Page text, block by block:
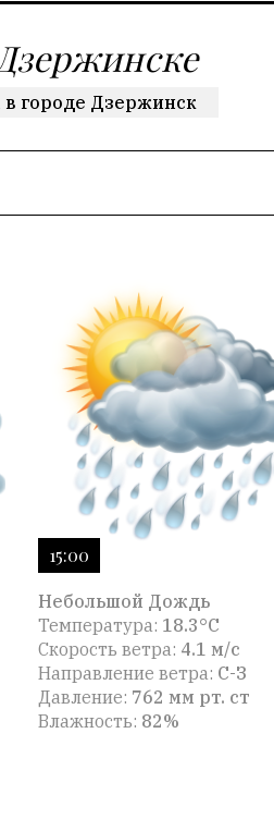
в городе Дзержинск
15:00
Небольшой Дождь
Температура: 18.3°C
Скорость ветра: 4.1 м/с
Направление ветра: С-З
Давление: 762 мм рт. ст
Влажность: 82%